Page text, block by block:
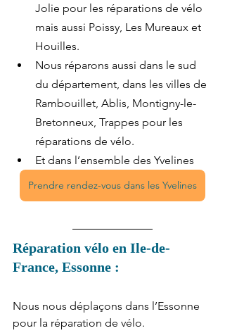
Jolie pour les réparations de vélo
mais aussi Poissy, Les Mureaux et
Houilles.
Nous réparons aussi dans le sud
du département, dans les villes de
Rambouillet, Ablis, Montigny-le-
Bretonneux, Trappes pour les
réparations de vélo.
Et dans l’ensemble des Yvelines
Prendre rendez-vous dans les Yvelines
Réparation vélo en Ile-de-
France, Essonne :
Nous nous déplaçons dans l’Essonne
pour la réparation de vélo.